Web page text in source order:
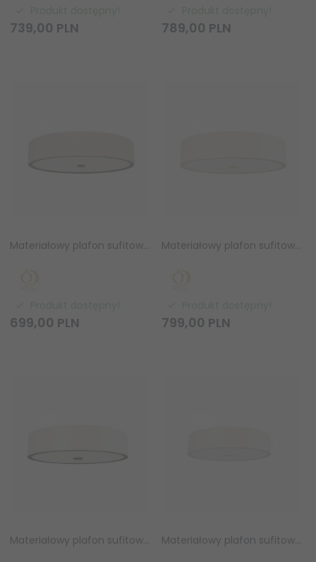
739,00 PLN 789,00 PLN
Materiałowy plafon sufitowy ZALINDRO PL Chocco 74 Orlicki Design OR86041
699,00 PLN
Materiałowy plafon sufitowy ZALINDRO PL OLD GOLD 74 Orlicki Design OR86034
799,00 PLN
Materiałowy plafon sufitowy ZALINDRO PL NERO 74 Orlicki Design OR86027 Materiałowy plafon sufitowy ZALINDRO PL CROMO 54 Orlicki Design OR86010